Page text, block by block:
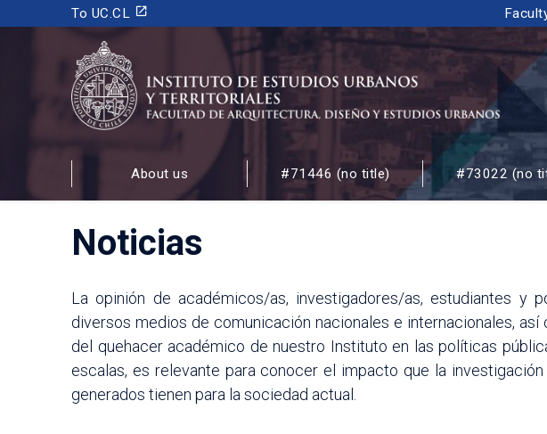
To UC.CL launch
INSTITUTO DE ESTUDIOS URBANOS
Y TERRITORIALES
FACULTAD DE ARQUITECTURA, DISEÑO Y ESTUDIOS URBANOS
About us #71446 (no title) #73022 (no
Noticias
La opinión de académicos/as, investigadores/as, estudiantes y
diversos medios de comunicación nacionales e internacionales, así
del quehacer académico de nuestro Instituto en las políticas
escalas, es relevante para conocer el impacto que la
generados tienen para la sociedad actual.